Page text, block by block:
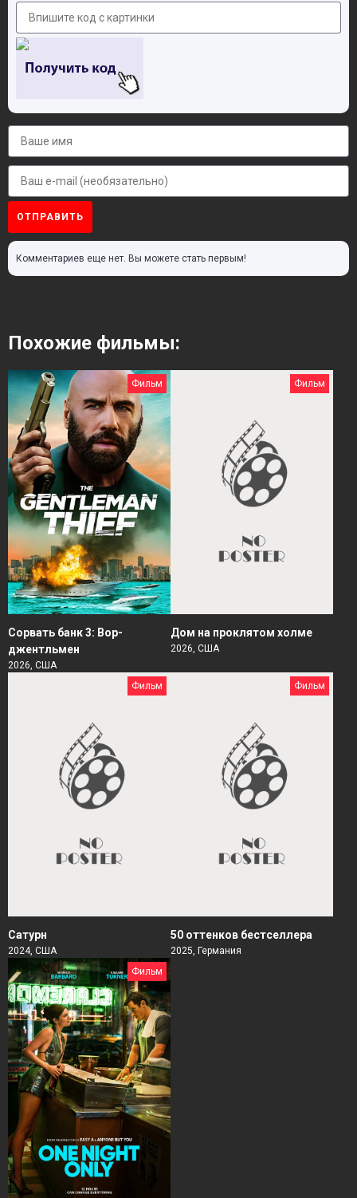
ОТПРАВИТЬ
Комментариев еще нет. Вы можете стать первым!
Похожие фильмы:
Фильм
Сорвать банк 3: Вор-
джентльмен
2026, США
Фильм
Дом на проклятом холме
2026, США
Фильм
Сатурн
2024, США
Фильм
50 оттенков бестселлера
2025, Германия
Фильм